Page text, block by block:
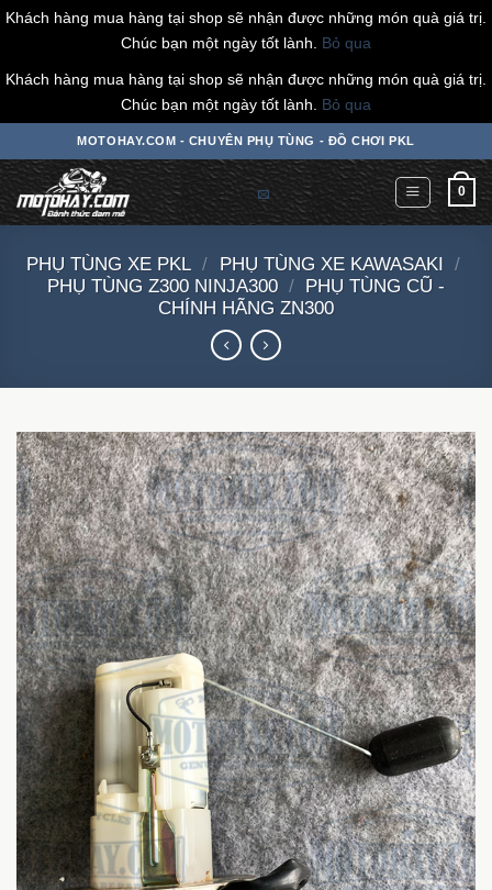
Khách hàng mua hàng tại shop sẽ nhận được những món quà giá trị.
Chúc bạn một ngày tốt lành. Bỏ qua
Khách hàng mua hàng tại shop sẽ nhận được những món quà giá trị.
Chúc bạn một ngày tốt lành. Bỏ qua
đến
dung
MOTOHAY.COM - CHUYÊN PHỤ TÙNG - ĐỒ CHƠI PKL
0
PHỤ TÙNG XE PKL / PHỤ TÙNG XE KAWASAKI /
PHỤ TÙNG Z300 NINJA300 / PHỤ TÙNG CŨ -
CHÍNH HÃNG ZN300